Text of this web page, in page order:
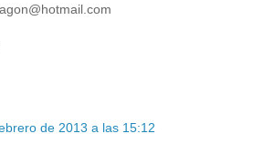
de 2013 a las 15:12